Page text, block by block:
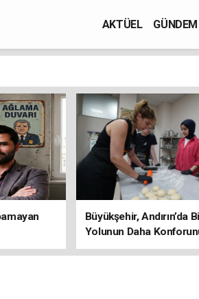
AKTÜEL GÜNDEM
Büyükşehir, Andırın’da
Yolunun Daha